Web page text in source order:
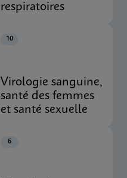
respiratoires
10
Virologie sanguine,
santé des femmes
et santé sexuelle
6